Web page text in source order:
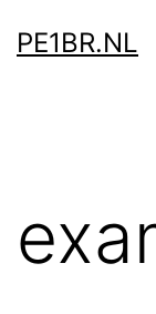
toPE1BR.NL